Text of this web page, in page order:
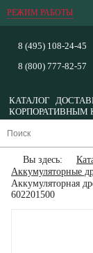
РЕЖИМ РАБОТЫ
8 (495) 108-24-45
8 (800) 777-82-57
КАТАЛОГ
КОРПОРАТИВНЫМ
Вы здесь:
Аккумуляторные
Аккумуляторная
602201500